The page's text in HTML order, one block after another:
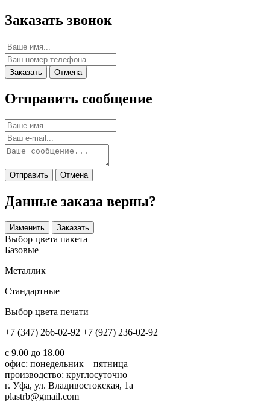
Заказать звонок
Заказать Отмена
Отправить сообщение
Отправить Отмена
Данные заказа верны?
Изменить Заказать
Выбор цвета пакета
Базовые
Металлик
Стандартные
Выбор цвета печати
+7 (347) 266-02-92 +7 (927) 236-02-92
с 9.00 до 18.00
офис: понедельник – пятница
производство: круглосуточно
г. Уфа, ул. Владивостокская, 1а
plastrb@gmail.com